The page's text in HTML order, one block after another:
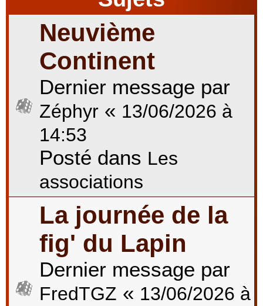
Neuvième
Continent
Dernier message par
Zéphyr « 13/06/2026 à
14:53
Posté dans Les
associations
La journée de la
fig' du Lapin
Dernier message par
FredTGZ « 13/06/2026 à